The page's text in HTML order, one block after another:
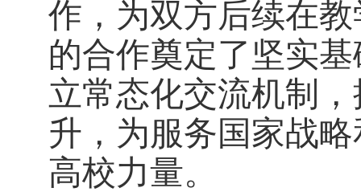
作，为双方后续在
的合作奠定了坚实
立常态化交流机制
升，为服务国家战
高校力量。